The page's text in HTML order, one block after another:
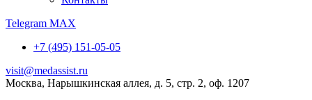
Telegram MAX
+7 (495) 151-05-05
visit@medassist.ru
Москва, Нарышкинская аллея, д. 5, стр. 2, оф. 1207